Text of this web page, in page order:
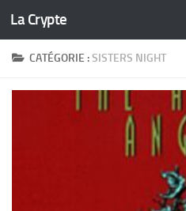
Skip to content
La Crypte
CATÉGORIE :SISTERS NIGHT